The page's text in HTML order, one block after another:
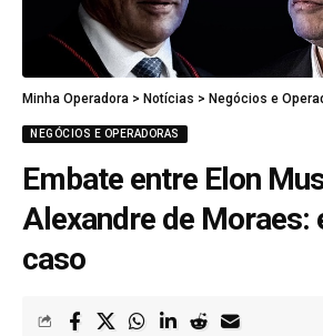
Minha Operadora > Notícias > Negócios e
NEGÓCIOS E OPERADORAS
Embate entre Elon
Alexandre de Moraes:
caso